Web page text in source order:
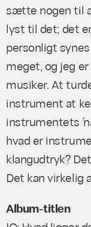
sætte nogen til
lyst til det; det
personligt
meget, og jeg
musiker. At
instrument at
instrumentets
hvad er
klangudtryk?
Det kan virkelig
Album-titlen